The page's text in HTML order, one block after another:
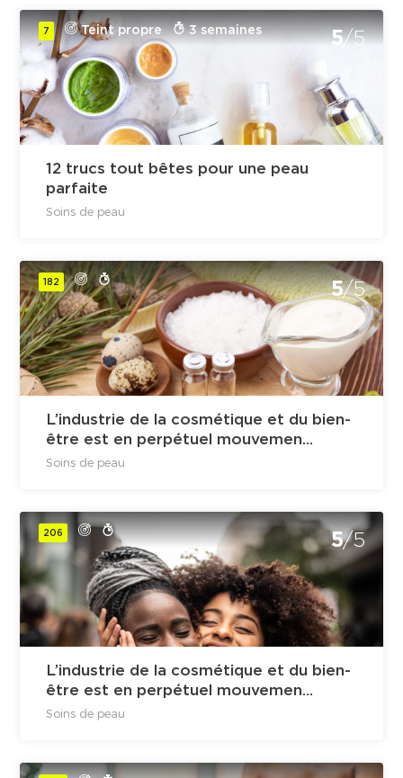
7 Teint propre 3 semaines 5/5
12 trucs tout bêtes pour une peau
parfaite
Soins de peau
182 5/5
L’industrie de la cosmétique et du bien-
être est en perpétuel mouvemen...
Soins de peau
206 5/5
L’industrie de la cosmétique et du bien-
être est en perpétuel mouvemen...
Soins de peau